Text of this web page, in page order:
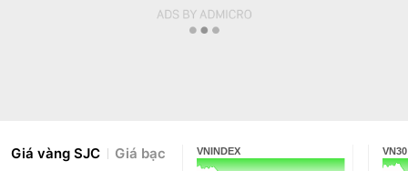
Giá vàng SJC Giá bạc VNINDEX VN30